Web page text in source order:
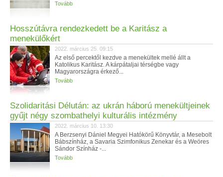
Tovább
Hosszútávra rendezkedett be a Karitász a
menekülőkért
2022. március 25. 09:15
Az első percektől kezdve a menekültek mellé állt a
Katolikus Karitász. A kárpátaljai térségbe vagy
Magyarországra érkező...
Tovább
Szolidaritási Délután: az ukrán háború menekültjeinek
gyűjt négy szombathelyi kulturális intézmény
2022. március 10. 13:30
A Berzsenyi Dániel Megyei Hatókörű Könyvtár, a Mesebolt
Bábszínház, a Savaria Szimfonikus Zenekar és a Weöres
Sándor Színház -...
Tovább